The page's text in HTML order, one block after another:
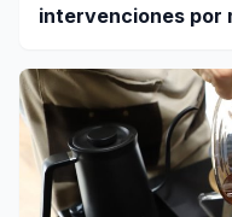
intervenciones por